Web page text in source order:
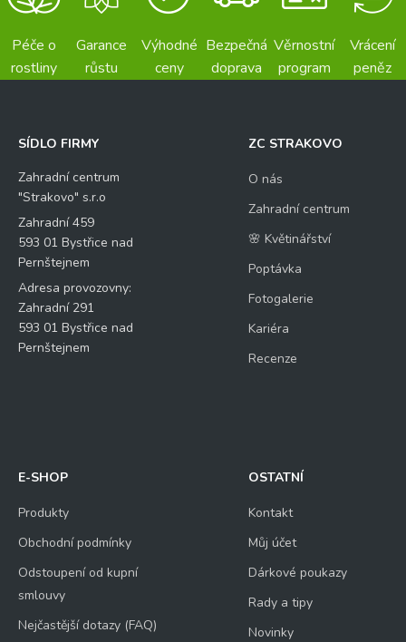
Péče o
rostliny
Garance
růstu
Výhodné
ceny
Bezpečná
doprava
Věrnostní
program
Vrácení
peněz
SÍDLO FIRMY
Zahradní centrum
"Strakovo" s.r.o
Zahradní 459
593 01 Bystřice nad
Pernštejnem
Adresa provozovny:
Zahradní 291
593 01 Bystřice nad
Pernštejnem
ZC STRAKOVO
O nás
Zahradní centrum
🌸 Květinářství
Poptávka
Fotogalerie
Kariéra
Recenze
E-SHOP
Produkty
Obchodní podmínky
Odstoupení od kupní
smlouvy
Nejčastější dotazy (FAQ)
OSTATNÍ
Kontakt
Můj účet
Dárkové poukazy
Rady a tipy
Novinky